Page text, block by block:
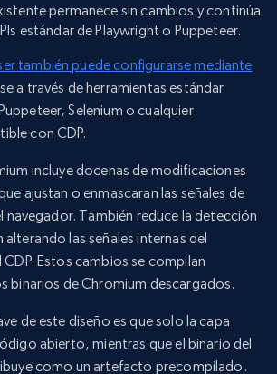
permanece sin cambios y continúa
estándar de Playwright o Puppeteer.
también puede configurarse mediante
a través de herramientas estándar
Selenium o cualquier
con CDP.
incluye docenas de modificaciones
ajustan o enmascaran las señales de
navegador. También reduce la detección
las señales internas del
CDP. Estos cambios se compilan
binarios de Chromium descargados.
de este diseño es que solo la capa
abierto, mientras que el binario del
como un artefacto precompilado.